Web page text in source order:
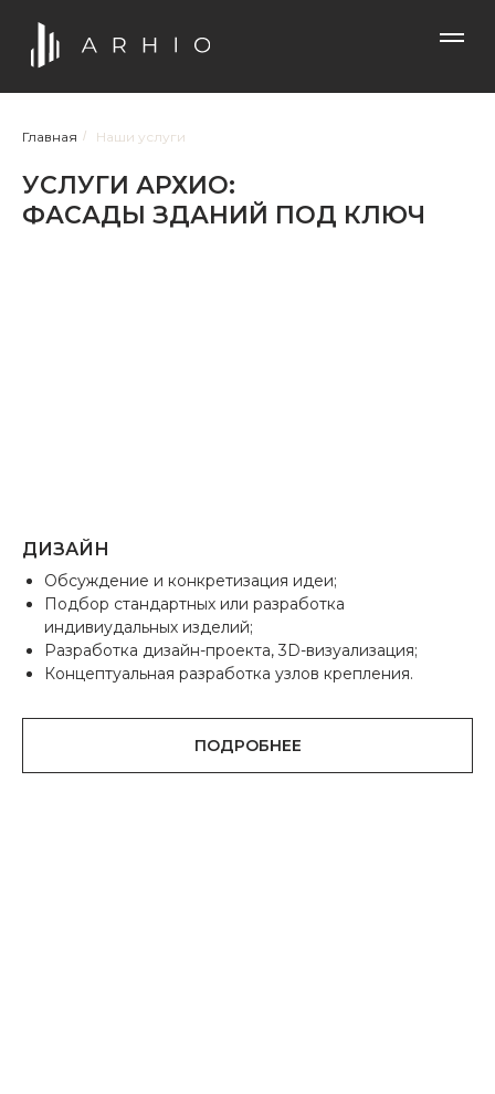
Главная / Наши услуги
УСЛУГИ АРХИО:
ФАСАДЫ ЗДАНИЙ ПОД КЛЮЧ
ДИЗАЙН
Обсуждение и конкретизация идеи;
Подбор стандартных или разработка
индивиудальных изделий;
Разработка дизайн-проекта, 3D-визуализация;
Концептуальная разработка узлов крепления.
ПОДРОБНЕЕ